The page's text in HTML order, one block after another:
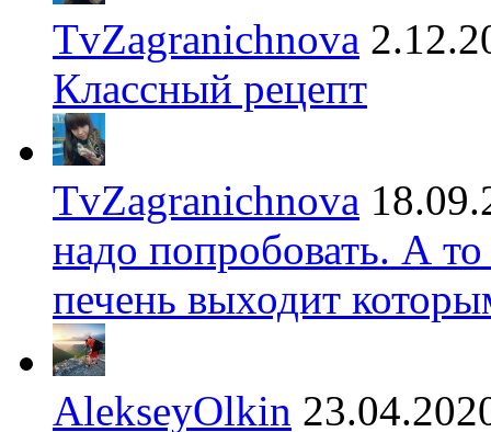
TvZagranichnova
Классный рецепт
TvZagranichnova
надо попробовать. А
печень выходит
AlekseyOlkin